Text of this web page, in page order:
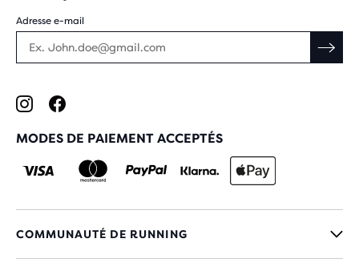
Adresse e-mail
MODES DE PAIEMENT ACCEPTÉS
COMMUNAUTÉ DE RUNNING